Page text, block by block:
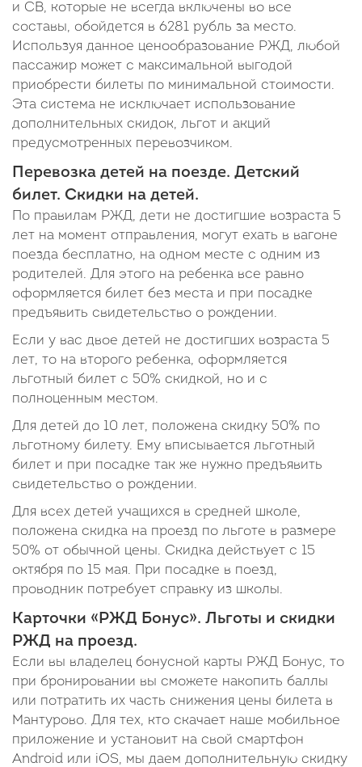
и СВ, которые не всегда включены во все
составы, обойдется в 6281 рубль за место.
Используя данное ценообразование РЖД, любой
пассажир может с максимальной выгодой
приобрести билеты по минимальной стоимости.
Эта система не исключает использование
дополнительных скидок, льгот и акций
предусмотренных перевозчиком.
Перевозка детей на поезде. Детский
билет. Скидки на детей.
По правилам РЖД, дети не достигшие возраста 5
лет на момент отправления, могут ехать в вагоне
поезда бесплатно, на одном месте с одним из
родителей. Для этого на ребенка все равно
оформляется билет без места и при посадке
предъявить свидетельство о рождении.
Если у вас двое детей не достигших возраста 5
лет, то на второго ребенка, оформляется
льготный билет с 50% скидкой, но и с
полноценным местом.
Для детей до 10 лет, положена скидку 50% по
льготному билету. Ему вписывается льготный
билет и при посадке так же нужно предъявить
свидетельство о рождении.
Для всех детей учащихся в средней школе,
положена скидка на проезд по льготе в размере
50% от обычной цены. Скидка действует с 15
октября по 15 мая. При посадке в поезд,
проводник потребует справку из школы.
Карточки «РЖД Бонус». Льготы и скидки
РЖД на проезд.
Если вы владелец бонусной карты РЖД Бонус, то
при бронировании вы сможете накопить баллы
или потратить их часть снижения цены билета в
Мантурово. Для тех, кто скачает наше мобильное
приложение и установит на свой смартфон
Android или iOS, мы даем дополнительную скидку